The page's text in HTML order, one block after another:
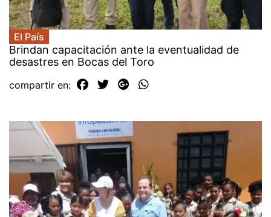
El País
Brindan capacitación ante la eventualidad de
desastres en Bocas del Toro
compartir en: